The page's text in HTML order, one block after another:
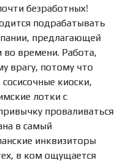
безработных!
подрабатывать
предлагающей
во времени. Работа,
врагу, потому что
киоски,
лотки с
проваливаться
в самый
инквизиторы
в ком ощущается